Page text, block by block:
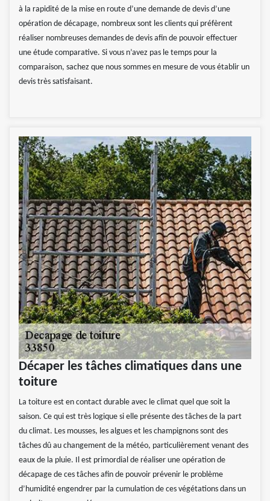
à la rapidité de la mise en route d’une demande de devis d’une
opération de décapage, nombreux sont les clients qui préfèrent
réaliser nombreuses demandes de devis afin de pouvoir effectuer
une étude comparative. Si vous n’avez pas le temps pour la
comparaison, sachez que nous sommes en mesure de vous établir un
devis très satisfaisant.
Décaper les tâches climatiques dans une
toiture
La toiture est en contact durable avec le climat quel que soit la
saison. Ce qui est très logique si elle présente des tâches de la part
du climat. Les mousses, les algues et les champignons sont des
tâches dû au changement de la météo, particulièrement venant des
eaux de la pluie. Il est primordial de réaliser une opération de
décapage de ces tâches afin de pouvoir prévenir le problème
d’humidité engendrer par la cumulation de ces végétations dans un